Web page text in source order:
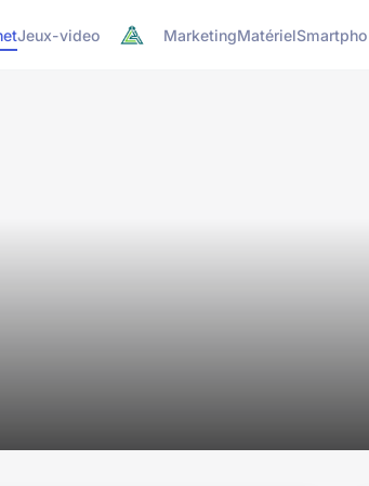
Jeux-video MarketingMatériel